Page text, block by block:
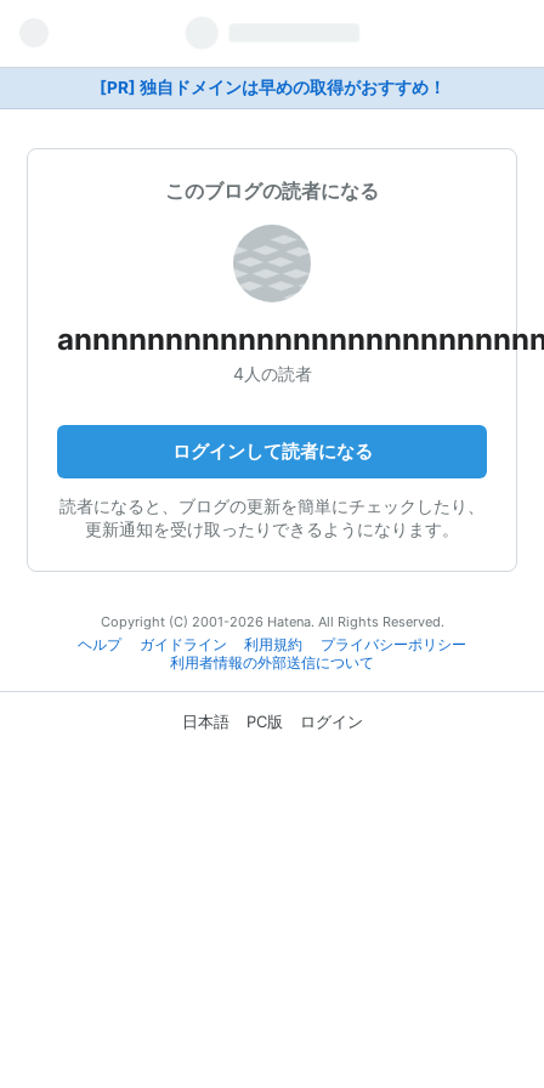
[PR] 独自ドメインは早めの取得がおすすめ！
このブログの読者になる
4人の読者
ログインして読者になる
読者になると、ブログの更新を簡単にチェックしたり、
更新通知を受け取ったりできるようになります。
Copyright (C) 2001-2026 Hatena. All Rights Reserved.
ヘルプ
ガイドライン 利用規約
プライバシーポリシー
利用者情報の外部送信について
日本語 PC版 ログイン